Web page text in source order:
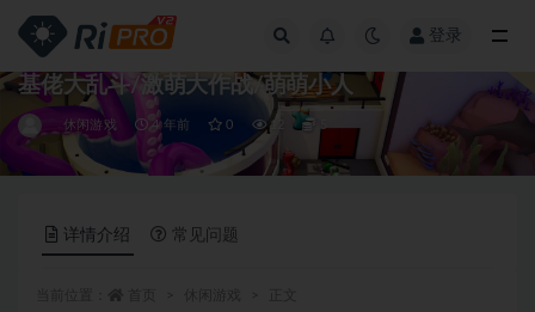
登录
基佬大乱斗/激萌大作战/萌萌小人
休闲游戏 4 年前 0 12
详情介绍 常见问题